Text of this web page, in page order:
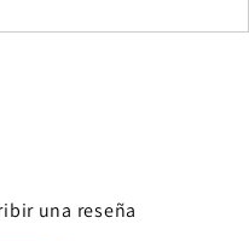
una reseña